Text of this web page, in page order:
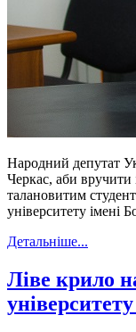
Народний депутат
Черкас, аби вручити
талановитим
університету імені
Детальніше...
Ліве крило